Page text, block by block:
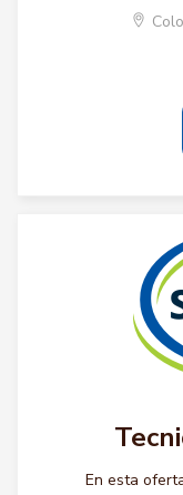
En esta